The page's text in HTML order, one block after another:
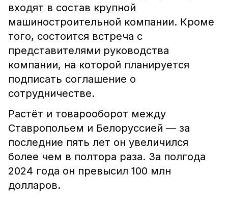
входят в состав крупной
машиностроительной компании. Кроме
того, состоится встреча с
представителями руководства
компании, на которой планируется
подписать соглашение о
сотрудничестве.
Растёт и товарооборот между
Ставропольем и Белоруссией — за
последние пять лет он увеличился
более чем в полтора раза. За полгода
2024 года он превысил 100 млн
долларов.